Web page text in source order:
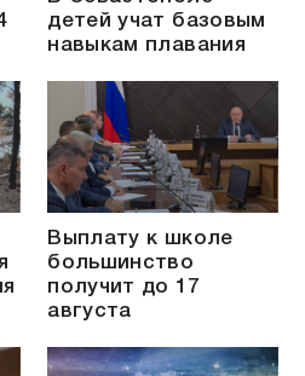
детей учат базовым
навыкам плавания
Выплату к школе
большинство
получит до 17
августа